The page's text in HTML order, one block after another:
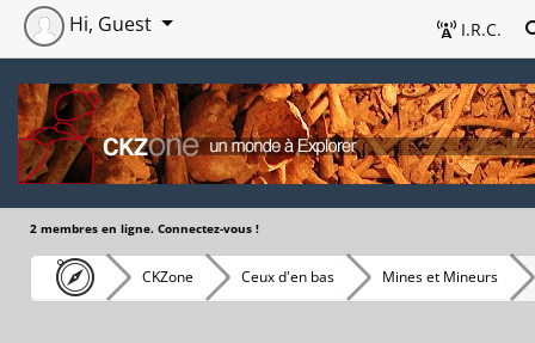
I.R.C.
Hi, Guest
2 membres en ligne. Connectez-vous !
CKZone Ceux d'en bas Mines et Mineurs